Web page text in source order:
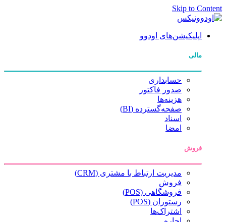
Skip to Content
اپلیکیشن‌های اودوو
مالی
حسابداری
صدور فاکتور
هزینه‌ها
صفحه‌گسترده (BI)
اسناد
امضا
فروش
مدیریت ارتباط با مشتری (CRM)
فروش
فروشگاهی (POS)
رستوران (POS)
اشتراک‌ها